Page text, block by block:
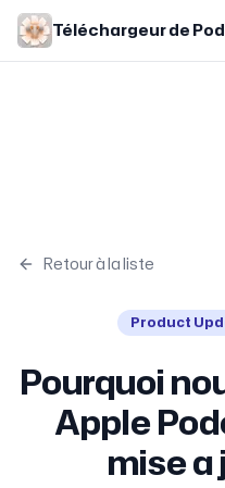
Skip to main content
Téléchargeur de
Retour à la liste
Product
Pourquoi
Apple
mise a